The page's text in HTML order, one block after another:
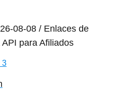
08-08 / Enlaces de
para Afiliados